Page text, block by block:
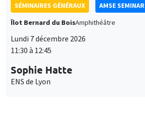
SÉMINAIRES GÉNÉRAUX
AMSE SEMINAR
Îlot Bernard du BoisAmphithéâtre
Lundi 7 décembre 2026
11:30 à 12:45
Sophie Hatte
ENS de Lyon